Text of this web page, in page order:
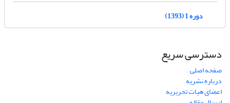
دوره 1 (1393)
دسترسی سریع
صفحه اصلی
درباره نشریه
اعضای هیات تحریریه